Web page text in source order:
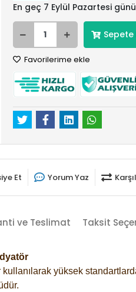
En geç 7 Eylül Pazartesi
Sepete
Favorilerime ekle
Et Yorum Yaz
ve Teslimat Taksit
yüksek